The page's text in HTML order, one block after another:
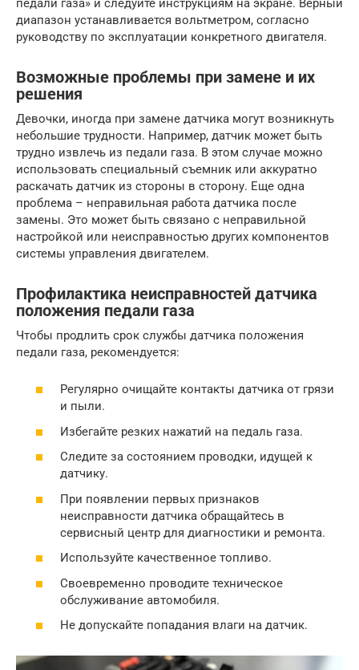
педали газа» и следуйте инструкциям на экране. Верный
диапазон устанавливается вольтметром, согласно
руководству по эксплуатации конкретного двигателя.
Возможные проблемы при замене и их
решения
Девочки, иногда при замене датчика могут возникнуть
небольшие трудности. Например, датчик может быть
трудно извлечь из педали газа. В этом случае можно
использовать специальный съемник или аккуратно
раскачать датчик из стороны в сторону. Еще одна
проблема – неправильная работа датчика после
замены. Это может быть связано с неправильной
настройкой или неисправностью других компонентов
системы управления двигателем.
Профилактика неисправностей датчика
положения педали газа
Чтобы продлить срок службы датчика положения
педали газа, рекомендуется:
Регулярно очищайте контакты датчика от грязи
и пыли.
Избегайте резких нажатий на педаль газа.
Следите за состоянием проводки, идущей к
датчику.
При появлении первых признаков
неисправности датчика обращайтесь в
сервисный центр для диагностики и ремонта.
Используйте качественное топливо.
Своевременно проводите техническое
обслуживание автомобиля.
Не допускайте попадания влаги на датчик.